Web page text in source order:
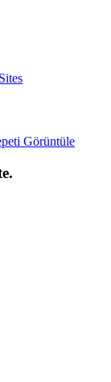
Görüntüle